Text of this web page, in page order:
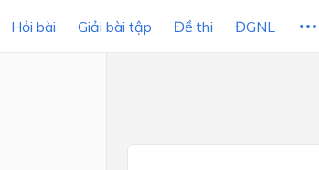
Hỏi bài Giải bài tập Đề thi ĐGNL